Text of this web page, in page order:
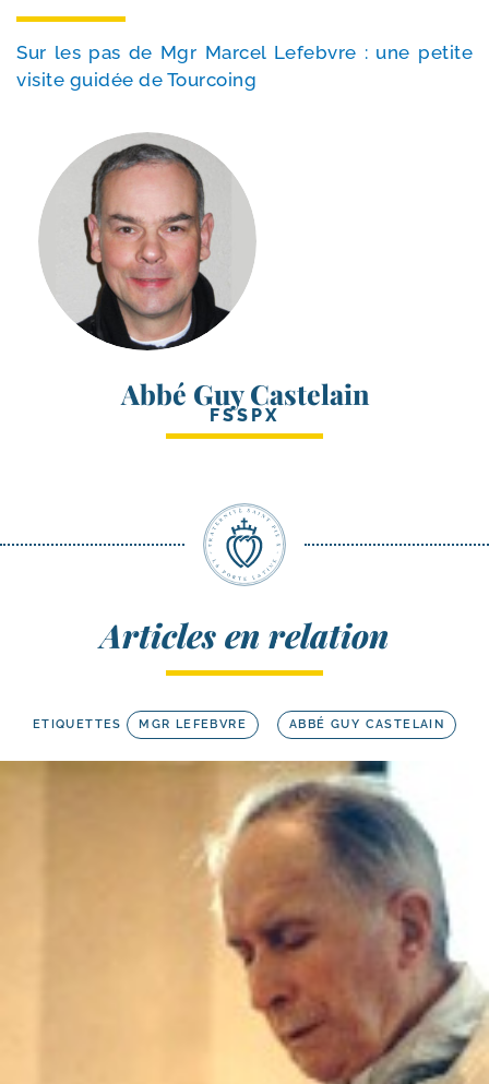
Sur les pas de Mgr Marcel Lefebvre : une petite
visite gui­dée de Tourcoing
Abbé Guy Castelain
FSSPX
Articles en relation
ETIQUETTES MGR LEFEBVRE ABBÉ GUY CASTELAIN